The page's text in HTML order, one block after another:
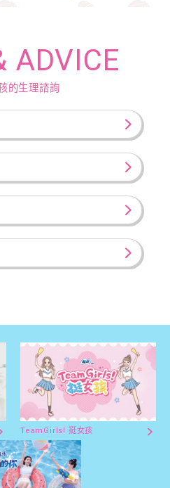
ADVICE
的生理諮詢
TeamGirls! 挺女孩